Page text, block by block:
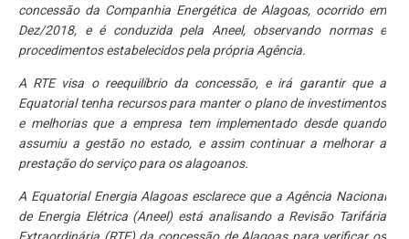
concessão da Companhia Energética de Alagoas, ocorrido em
Dez/2018, e é conduzida pela Aneel, observando normas e
procedimentos estabelecidos pela própria Agência.
A RTE visa o reequilíbrio da concessão, e irá garantir que a
Equatorial tenha recursos para manter o plano de investimentos
e melhorias que a empresa tem implementado desde quando
assumiu a gestão no estado, e assim continuar a melhorar a
prestação do serviço para os alagoanos.
A Equatorial Energia Alagoas esclarece que a Agência Nacional
de Energia Elétrica (Aneel) está analisando a Revisão Tarifária